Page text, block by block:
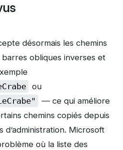
désormais les chemins
obliques inverses et
ou
— ce qui améliore
chemins copiés depuis
d’administration. Microsoft
où la liste des